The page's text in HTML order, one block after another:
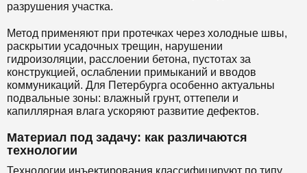
разрушения участка.
Метод применяют при протечках через холодные швы,
раскрытии усадочных трещин, нарушении
гидроизоляции, расслоении бетона, пустотах за
конструкцией, ослаблении примыканий и вводов
коммуникаций. Для Петербурга особенно актуальны
подвальные зоны: влажный грунт, оттепели и
капиллярная влага ускоряют развитие дефектов.
Материал под задачу: как различаются
технологии
Технологии инъектирования классифицируют по типу